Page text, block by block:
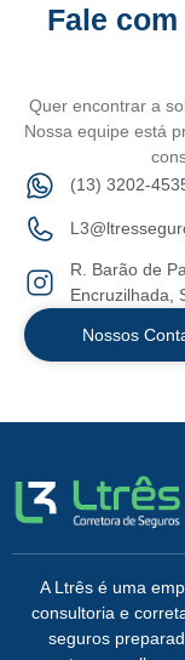
Fale
Quer encontrar a
Nossa equipe está
(13) 3202-
R. Barão de
Encruzilhada,
Nossos
A Ltrês é uma
consultoria e
seguros